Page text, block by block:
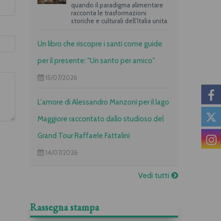
quando il paradigma alimentare
racconta le trasformazioni
storiche e culturali dell’Italia unita.
Un libro che riscopre i santi come guide
per il presente: "Un santo per amico"
15/07/2026
L'amore di Alessandro Manzoni per il lago
Maggiore raccontato dallo studioso del
Grand Tour Raffaele Fattalini
14/07/2026
Vedi tutti
Rassegna stampa